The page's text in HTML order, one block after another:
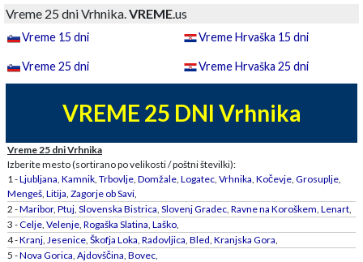
Vreme 25 dni Vrhnika.VREME.us
Vreme 15 dni Vreme Hrvaška 15 dni
Vreme 25 dni Vreme Hrvaška 25 dni
VREME 25 DNI Vrhnika
Vreme 25 dni Vrhnika
Izberite mesto (sortirano po velikosti / poštni številki):
1 -Ljubljana, Kamnik, Trbovlje, Domžale, Logatec, Vrhnika, Kočevje, Grosuplje,
Mengeš, Litija, Zagorje ob Savi,
2 -Maribor, Ptuj, Slovenska Bistrica, Slovenj Gradec, Ravne na Koroškem, Lenart,
3 -Celje, Velenje, Rogaška Slatina, Laško,
4 -Kranj, Jesenice, Škofja Loka, Radovljica, Bled, Kranjska Gora,
5 -Nova Gorica, Ajdovščina, Bovec,